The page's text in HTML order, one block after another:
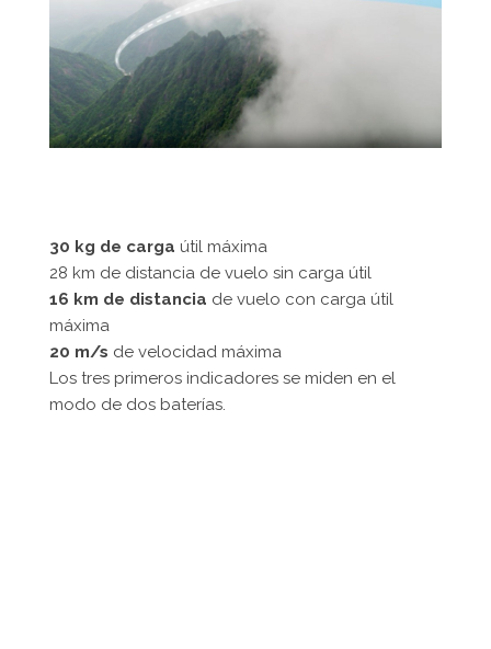
30 kg de carga útil máxima
28 km de distancia de vuelo sin carga útil
16 km de distancia de vuelo con carga útil
máxima
20 m/s de velocidad máxima
Los tres primeros indicadores se miden en el
modo de dos baterías.